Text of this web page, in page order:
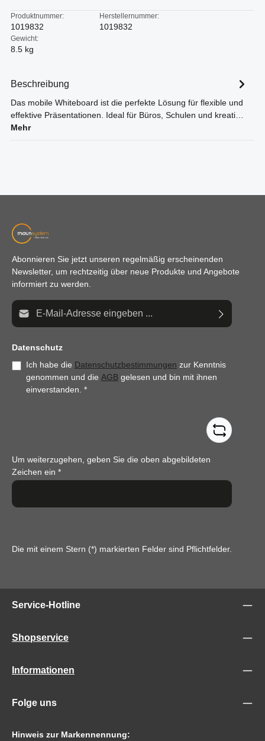
Produktnummer:
1019832
Herstellernummer:
1019832
Gewicht:
8.5 kg
Beschreibung
Das mobile Whiteboard ist die perfekte Lösung für flexible und
effektive Präsentationen. Ideal für Büros, Schulen und kreati…
Mehr
Abonnieren Sie jetzt unseren regelmäßig erscheinenden
Newsletter, um rechtzeitig über neue Produkte und Angebote
informiert zu werden.
E-Mail-Adresse*
Datenschutz
Ich habe die Datenschutzbestimmungen zur Kenntnis
genommen und die AGB gelesen und bin mit ihnen
einverstanden. *
Um weiterzugehen, geben Sie die oben abgebildeten
Zeichen ein *
Die mit einem Stern (*) markierten Felder sind Pflichtfelder.
Service-Hotline
Shopservice
Informationen
Folge uns
Hinweis zur Markennennung: